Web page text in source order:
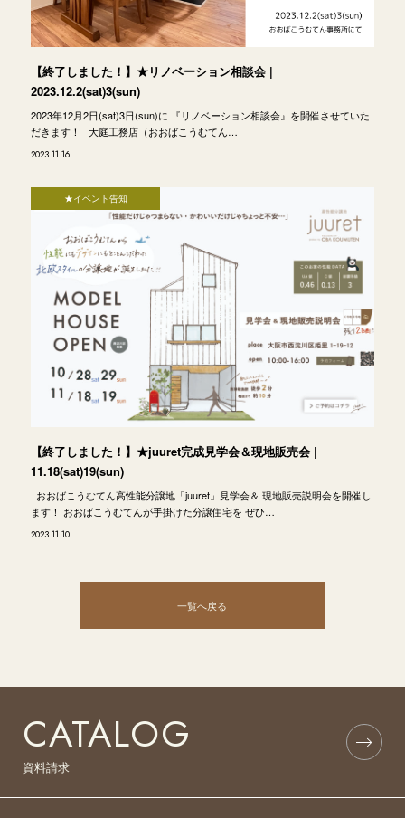
【終了しました！】★リノベーション相談会 |
2023.12.2(sat)3(sun)
2023年12月2日(sat)3日(sun)に 『リノベーション相談会』を開催させていた
だきます！ 大庭工務店（おおばこうむてん…
2023.11.16
★イベント告知
【終了しました！】★juuret完成見学会＆現地販売会 |
11.18(sat)19(sun)
おおばこうむてん高性能分譲地「juuret」見学会＆ 現地販売説明会を開催し
ます！ おおばこうむてんが手掛けた分譲住宅を ぜひ…
2023.11.10
一覧へ戻る
CATALOG
資料請求